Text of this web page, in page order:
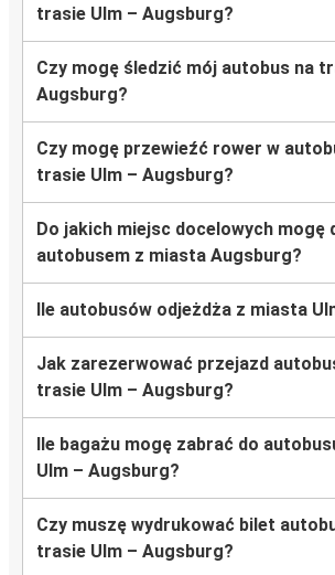
trasie Ulm – Augsburg?
Czy mogę śledzić mój autobus na
Augsburg?
Czy mogę przewieźć rower w
trasie Ulm – Augsburg?
Do jakich miejsc docelowych mogę
autobusem z miasta Augsburg?
Ile autobusów odjeżdża z miasta
Jak zarezerwować przejazd
trasie Ulm – Augsburg?
Ile bagażu mogę zabrać do
Ulm – Augsburg?
Czy muszę wydrukować bilet
trasie Ulm – Augsburg?